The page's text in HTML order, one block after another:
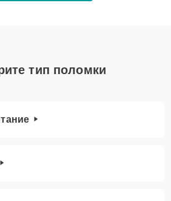
тип поломки